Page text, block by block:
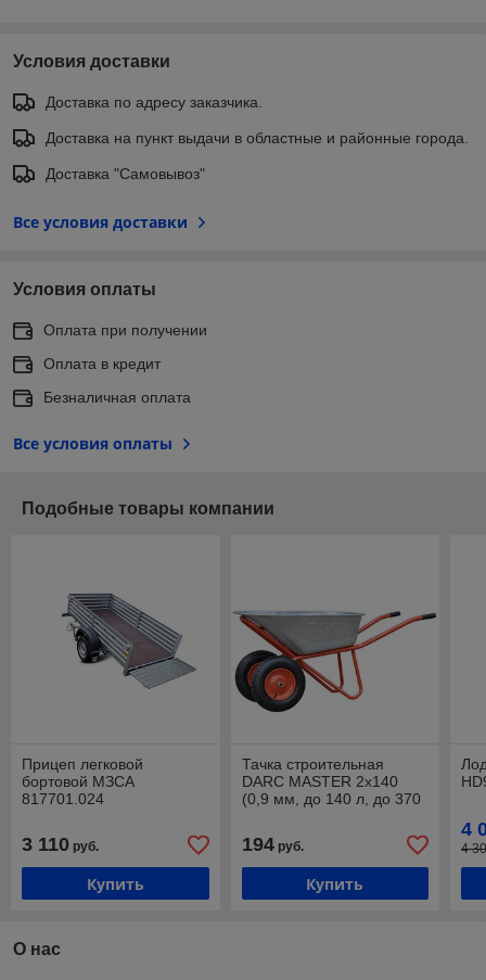
Условия доставки
Доставка по адресу заказчика.
Доставка на пункт выдачи в областные и районные города.
Доставка "Самовывоз"
Все условия доставки
Условия оплаты
Оплата при получении
Оплата в кредит
Безналичная оплата
Все условия оплаты
Подобные товары компании
Прицеп легковой
бортовой МЗСА
817701.024
3 110 руб.
Купить
Тачка строительная
DARC MASTER 2x140
(0,9 мм, до 140 л, до 370
20*85)
194руб.
Купить
4
4
О нас